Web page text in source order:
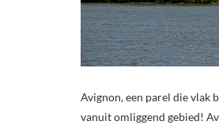
Avignon, een parel die vlak
vanuit omliggend gebied!